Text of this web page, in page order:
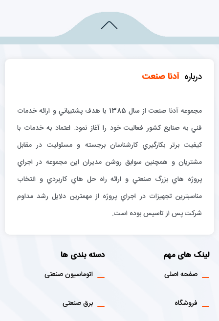
درباره آدنا صنعت
مجموعه آدنا صنعت از سال 1385 با هدف پشتيباني و ارائه خدمات
فني به صنايع كشور فعاليت خود را آغاز نمود. اعتماد به خدمات با
كيفيت برتر بكارگيري كارشناسان برجسته و مسئوليت در مقابل
مشتريان و همچنين سوابق روشن مديران اين مجموعه در اجراي
پروژه هاي بزرگ صنعتي و ارائه راه حل هاي كاربردي و انتخاب
مناسبترين تجهيزات در اجراي پروژه از مهمترين دلايل رشد مداوم
شركت پس از تاسيس بوده است.
لینک های مهم
صفحه اصلی
فروشگاه
دسته بندی ها
اتوماسیون صنعتی
برق صنعتی